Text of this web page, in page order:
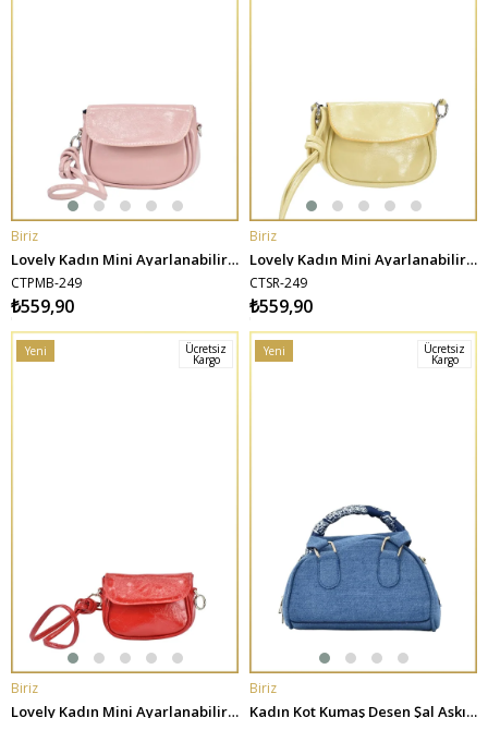
SEPETE EKLE
Biriz
Lovely Kadın Mini Ayarlanabilir Askılı Omuz Çantası - Pembe
CTPMB-249
₺559,90
SEPETE EKLE
Biriz
Lovely Kadın Mini Ayarlanabilir Askılı Omuz Çantası - Sarı
CTSR-249
₺559,90
SEPETE EKLE
Yeni
Ücretsiz
Kargo
Biriz
Lovely Kadın Mini Ayarlanabilir Askılı Omuz Çantası - Kırmızı
SEPETE EKLE
Yeni
Ücretsiz
Kargo
Biriz
Kadın Kot Kumaş Desen Şal Askılı El ve Omuz Çantacı - Koyu Mavi